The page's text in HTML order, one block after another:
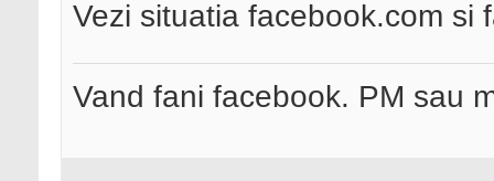
Vezi situatia facebook.com si
Vand fani facebook. PM sau